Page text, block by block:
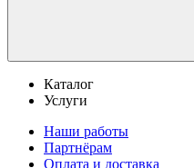
Каталог
Услуги
Наши работы
Партнёрам
Оплата и доставка